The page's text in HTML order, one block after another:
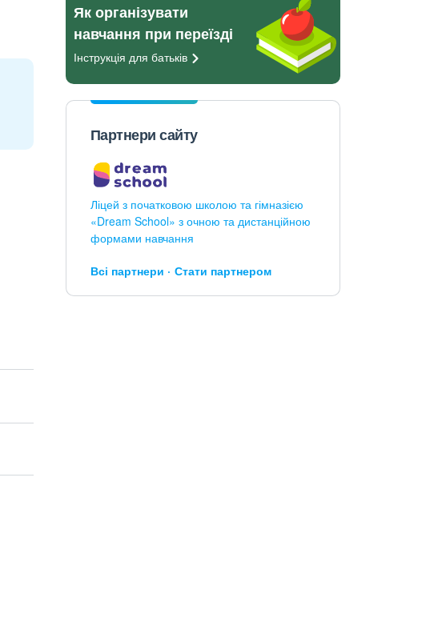
Як організувати
навчання при переїзді
Інструкція для батьків
Партнери сайту
Ліцей з початковою школою та гімназією
«Dream School» з очною та дистанційною
формами навчання
Всі партнери Стати партнером